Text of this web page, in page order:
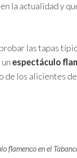
la actualidad y
las tapas
espectáculo
de los alicientes
flamenco en el